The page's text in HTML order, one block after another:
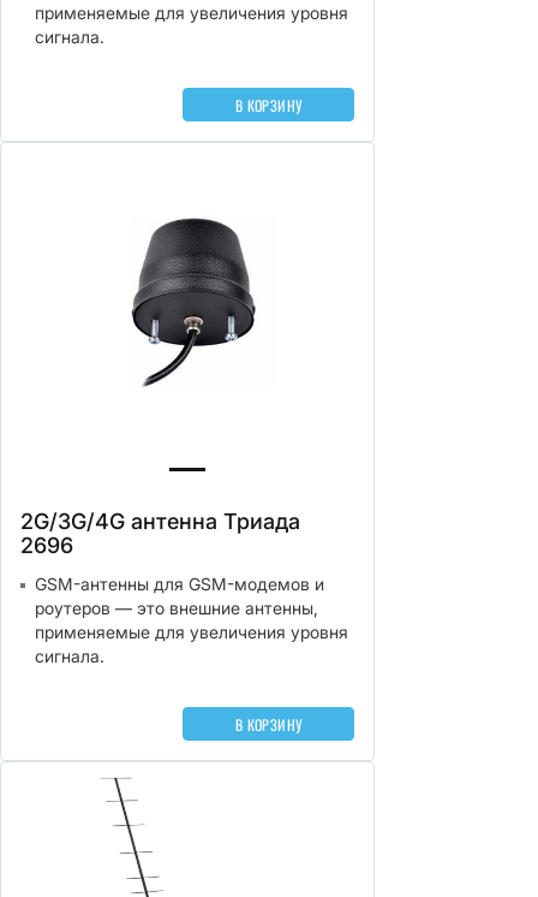
применяемые для увеличения уровня
сигнала.
В КОРЗИНУ
2G/3G/4G антенна Триада
2696
GSM-антенны для GSM-модемов и
роутеров — это внешние антенны,
применяемые для увеличения уровня
сигнала.
В КОРЗИНУ